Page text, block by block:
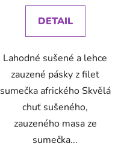
DETAIL
Lahodné sušené a lehce
zauzené pásky z filet
sumečka afrického Skvělá
chuť sušeného,
zauzeného masa ze
sumečka...